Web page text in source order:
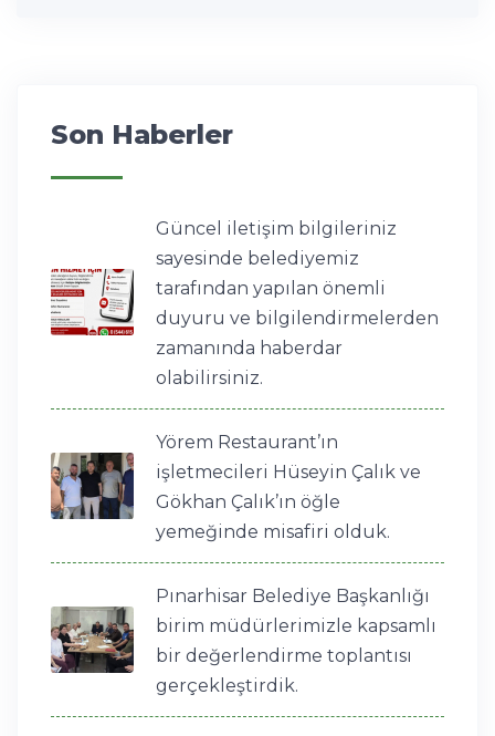
Son Haberler
Güncel iletişim bilgileriniz
sayesinde belediyemiz
tarafından yapılan önemli
duyuru ve bilgilendirmelerden
zamanında haberdar
olabilirsiniz.
Yörem Restaurant’ın
işletmecileri Hüseyin Çalık ve
Gökhan Çalık’ın öğle
yemeğinde misafiri olduk.
Pınarhisar Belediye Başkanlığı
birim müdürlerimizle kapsamlı
bir değerlendirme toplantısı
gerçekleştirdik.